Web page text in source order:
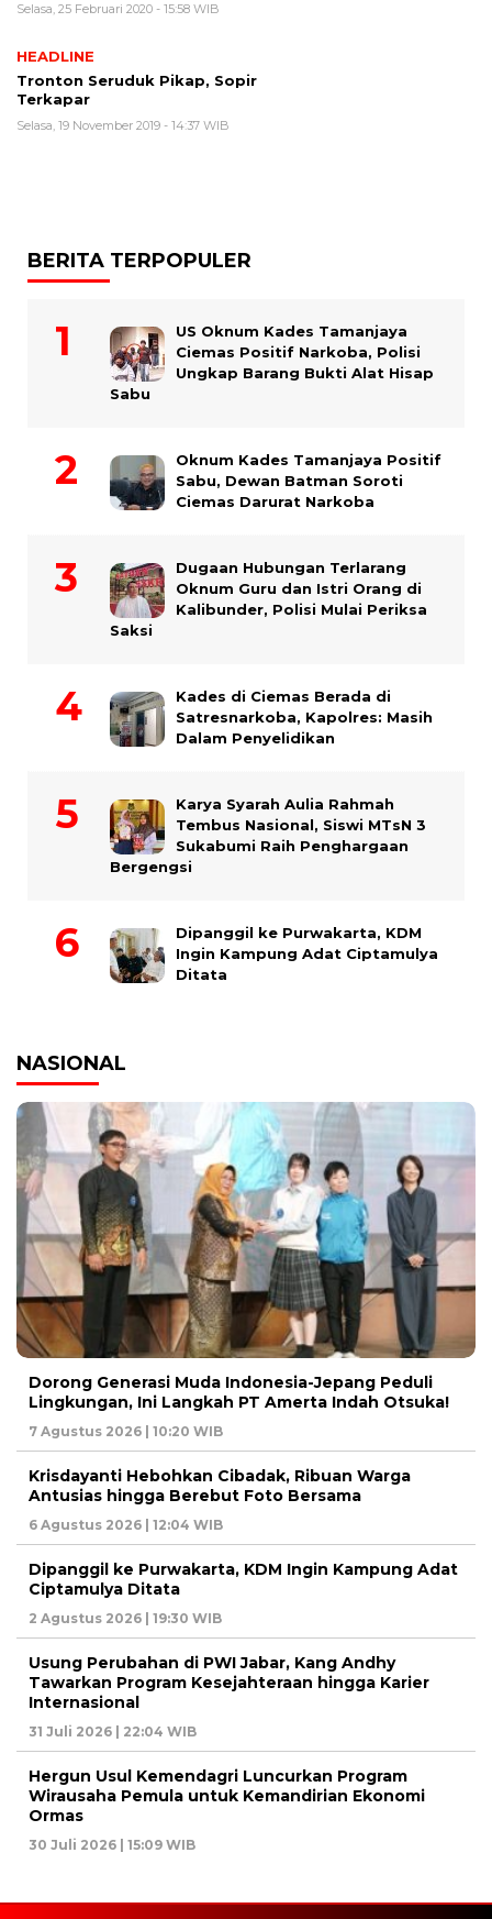
Selasa, 25 Februari 2020 - 15:58 WIB
HEADLINE
Tronton Seruduk Pikap, Sopir
Terkapar
Selasa, 19 November 2019 - 14:37 WIB
BERITA TERPOPULER
US Oknum Kades Tamanjaya
Ciemas Positif Narkoba, Polisi
Ungkap Barang Bukti Alat Hisap
Sabu
Oknum Kades Tamanjaya Positif
Sabu, Dewan Batman Soroti
Ciemas Darurat Narkoba
Dugaan Hubungan Terlarang
Oknum Guru dan Istri Orang di
Kalibunder, Polisi Mulai Periksa
Saksi
Kades di Ciemas Berada di
Satresnarkoba, Kapolres: Masih
Dalam Penyelidikan
Karya Syarah Aulia Rahmah
Tembus Nasional, Siswi MTsN 3
Sukabumi Raih Penghargaan
Bergengsi
Dipanggil ke Purwakarta, KDM
Ingin Kampung Adat Ciptamulya
Ditata
NASIONAL
Dorong Generasi Muda Indonesia-Jepang Peduli
Lingkungan, Ini Langkah PT Amerta Indah Otsuka!
7 Agustus 2026 | 10:20 WIB
Krisdayanti Hebohkan Cibadak, Ribuan Warga
Antusias hingga Berebut Foto Bersama
6 Agustus 2026 | 12:04 WIB
Dipanggil ke Purwakarta, KDM Ingin Kampung Adat
Ciptamulya Ditata
2 Agustus 2026 | 19:30 WIB
Usung Perubahan di PWI Jabar, Kang Andhy
Tawarkan Program Kesejahteraan hingga Karier
Internasional
31 Juli 2026 | 22:04 WIB
Hergun Usul Kemendagri Luncurkan Program
Wirausaha Pemula untuk Kemandirian Ekonomi
Ormas
30 Juli 2026 | 15:09 WIB